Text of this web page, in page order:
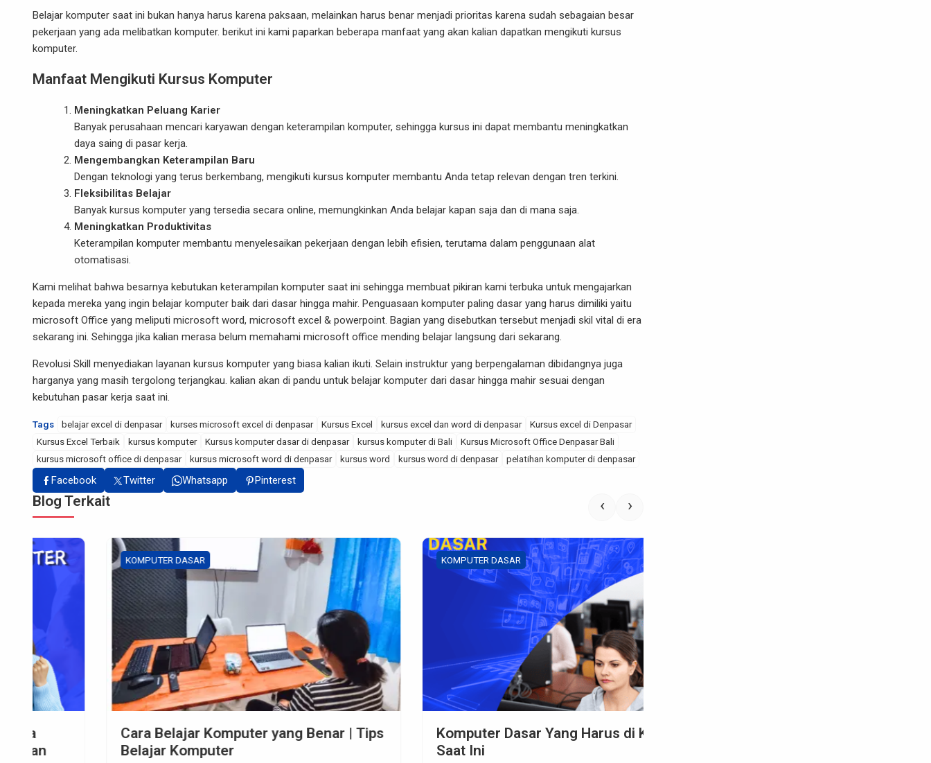
Belajar komputer saat ini bukan hanya harus karena paksaan, melainkan harus benar menjadi prioritas karena sudah sebagaian besar
pekerjaan yang ada melibatkan komputer. berikut ini kami paparkan beberapa manfaat yang akan kalian dapatkan mengikuti kursus
komputer.
Manfaat Mengikuti Kursus Komputer
Meningkatkan Peluang Karier
Banyak perusahaan mencari karyawan dengan keterampilan komputer, sehingga kursus ini dapat membantu meningkatkan
daya saing di pasar kerja.
Mengembangkan Keterampilan Baru
Dengan teknologi yang terus berkembang, mengikuti kursus komputer membantu Anda tetap relevan dengan tren terkini.
Fleksibilitas Belajar
Banyak kursus komputer yang tersedia secara online, memungkinkan Anda belajar kapan saja dan di mana saja.
Meningkatkan Produktivitas
Keterampilan komputer membantu menyelesaikan pekerjaan dengan lebih efisien, terutama dalam penggunaan alat
otomatisasi.
Kami melihat bahwa besarnya kebutukan keterampilan komputer saat ini sehingga membuat pikiran kami terbuka untuk mengajarkan
kepada mereka yang ingin belajar komputer baik dari dasar hingga mahir. Penguasaan komputer paling dasar yang harus dimiliki yaitu
microsoft Office yang meliputi microsoft word, microsoft excel & powerpoint. Bagian yang disebutkan tersebut menjadi skil vital di era
sekarang ini. Sehingga jika kalian merasa belum memahami microsoft office mending belajar langsung dari sekarang.
Revolusi Skill menyediakan layanan kursus komputer yang biasa kalian ikuti. Selain instruktur yang berpengalaman dibidangnya juga
harganya yang masih tergolong terjangkau. kalian akan di pandu untuk belajar komputer dari dasar hingga mahir sesuai dengan
kebutuhan pasar kerja saat ini.
Tags belajar excel di denpasar kurses microsoft excel di denpasar Kursus Excel kursus excel dan word di denpasar
Kursus excel di Denpasar
Kursus Excel Terbaik
kursus komputer Kursus komputer dasar di denpasar kursus komputer di Bali
Kursus Microsoft Office Denpasar Bali
kursus microsoft office di denpasar
kursus microsoft word di denpasar kursus word kursus word di denpasar pelatihan komputer di denpasar
Facebook Twitter Whatsapp Pinterest
Blog Terkait
KOMPUTER DASAR
Cara Belajar Komputer yang Benar | Tips
Belajar Komputer
KOMPUTER DASAR
Komputer Dasar Yang Harus di Kuasai
‹ ›